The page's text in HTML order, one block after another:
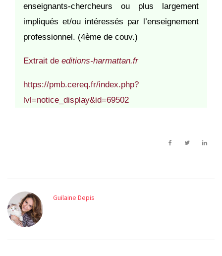
enseignants-chercheurs ou plus largement
impliqués et/ou intéressés par l’enseignement
professionnel. (4ème de couv.)
Extrait de editions-harmattan.fr
https://pmb.cereq.fr/index.php?
lvl=notice_display&id=69502
Guilaine Depis